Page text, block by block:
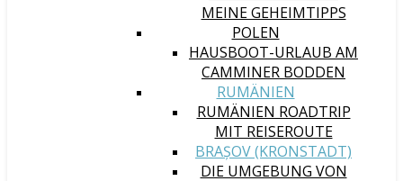
MEINE GEHEIMTIPPS
POLEN
HAUSBOOT-URLAUB AM
CAMMINER BODDEN
RUMÄNIEN
RUMÄNIEN ROADTRIP
MIT REISEROUTE
BRAȘOV (KRONSTADT)
DIE UMGEBUNG VON